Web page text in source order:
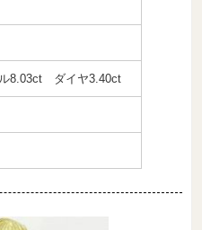
8.03ct ダイヤ3.40ct